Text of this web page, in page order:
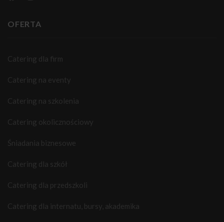
OFERTA
Catering dla firm
Catering na eventy
Catering na szkolenia
Catering okolicznościowy
Śniadania biznesowe
Catering dla szkół
Catering dla przedszkoli
Catering dla internatu, bursy, akademika